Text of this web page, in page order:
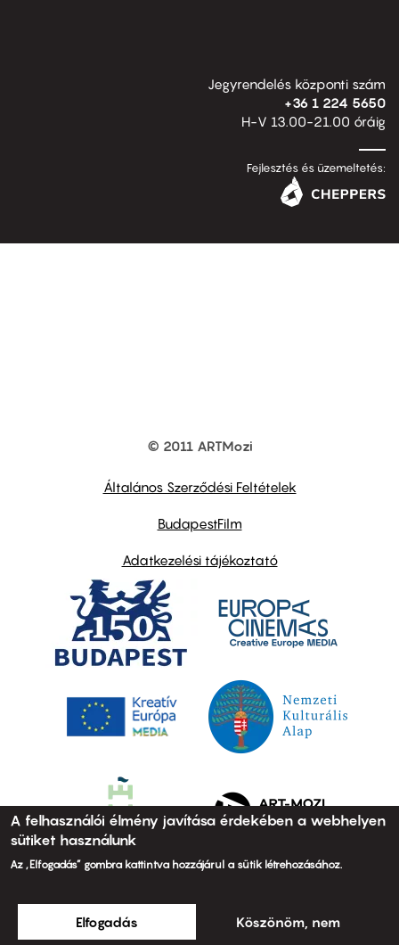
Jegyrendelés központi szám
+36 1 224 5650
H-V 13.00-21.00 óráig
Fejlesztés és üzemeltetés:
© 2011 ARTMozi
Általános Szerződési Feltételek
BudapestFilm
Adatkezelési tájékoztató
A felhasználói élmény javítása érdekében a webhelyen
sütiket használunk
Az „Elfogadás” gombra kattintva hozzájárul a sütik létrehozásához.
Elfogadás Köszönöm, nem